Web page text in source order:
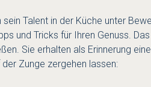
Talent in der Küche unter
und Tricks für Ihren Genuss.
Sie erhalten als Erinnerung
Zunge zergehen lassen: